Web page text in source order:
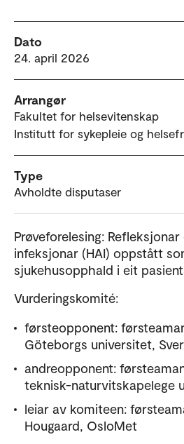
Dato
24. april 2026
Arrangør
Fakultet for helsevitenskap
Institutt for sykepleie og
Type
Avholdte disputaser
Prøveforelesing:
infeksjonar (HAI) oppstått
sjukehusopphald i eit
Vurderingskomité:
førsteopponent:
Göteborgs universitet,
andreopponent:
teknisk-naturvitskapelege
leiar av komiteen:
Hougaard, OsloMet